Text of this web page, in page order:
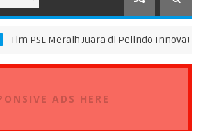
Juara di Pelindo Innovation Award 2026
ADS HERE